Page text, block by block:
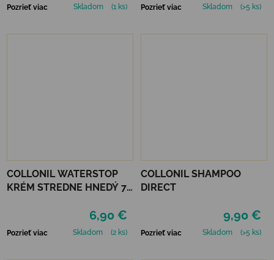
Pozrieť viac Skladom (1 ks) Pozrieť viac Skladom (>5 ks)
COLLONIL WATERSTOP
KRÉM STREDNE HNEDÝ 75
6,90 €
Pozrieť viac Skladom (2 ks)
COLLONIL SHAMPOO
DIRECT
9,90 €
Pozrieť viac Skladom (>5 ks)